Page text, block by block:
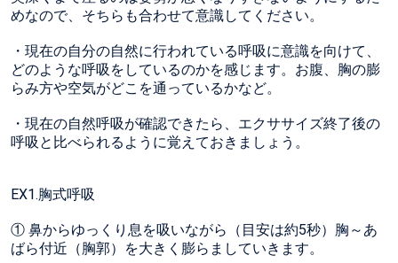
めなので、そちらも合わせて意識してください。
・現在の自分の自然に行われている呼吸に意識を向けて、
どのような呼吸をしているのかを感じます。お腹、胸の膨
らみ方や空気がどこを通っているかなど。
・現在の自然呼吸が確認できたら、エクササイズ終了後の
呼吸と比べられるように覚えておきましょう。
EX1.胸式呼吸
① 鼻からゆっくり息を吸いながら（目安は約5秒）胸～あ
ばら付近（胸郭）を大きく膨らましていきます。